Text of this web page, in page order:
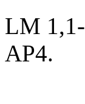
LM 1,1-
AP4.